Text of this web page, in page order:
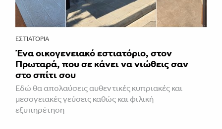
ΕΣΤΙΑΤΌΡΙΑ
Ένα οικογενειακό εστιατόριο, στον
Πρωταρά, που σε κάνει να νιώθεις σαν
στο σπίτι σου
Εδώ θα απολαύσεις αυθεντικές κυπριακές και
μεσογειακές γεύσεις καθώς και φιλική
εξυπηρέτηση